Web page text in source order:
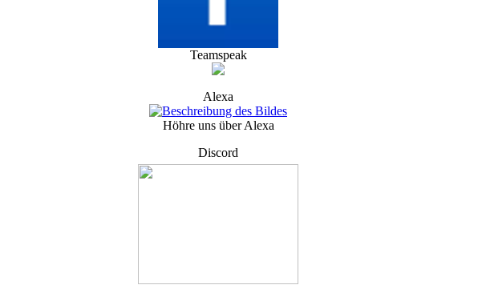
Teamspeak
Alexa
Höhre uns über Alexa
Discord